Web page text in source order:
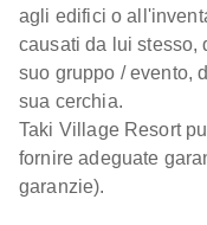
agli edifici o
causati da lui stesso,
suo gruppo / evento,
sua cerchia.
Taki Village Resort
fornire adeguate
garanzie).